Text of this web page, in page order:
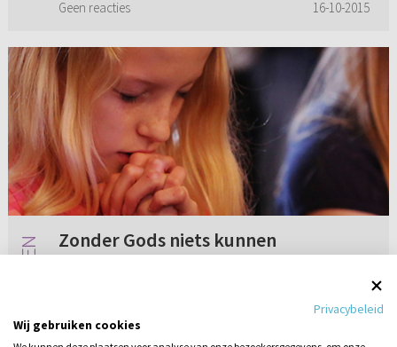
Geen reacties 16-10-2015
Zonder Gods niets kunnen
bijbels om dit door te trekken? We kunnen niet
bidden als God ons dat niet geeft. We kunnen
Privacybeleid
Wij gebruiken cookies